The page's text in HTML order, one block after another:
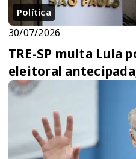
Política
30/07/2026
TRE-SP multa Lula
eleitoral